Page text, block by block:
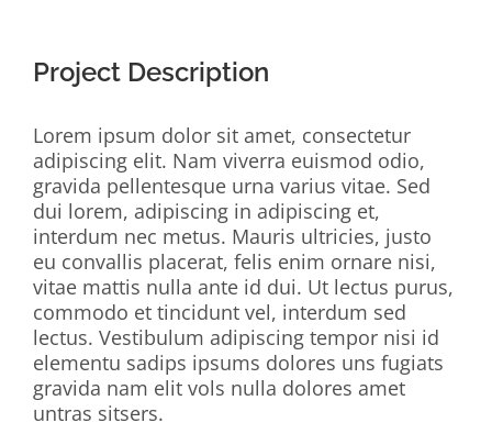
Project Description
Lorem ipsum dolor sit amet, consectetur
adipiscing elit. Nam viverra euismod odio,
gravida pellentesque urna varius vitae. Sed
dui lorem, adipiscing in adipiscing et,
interdum nec metus. Mauris ultricies, justo
eu convallis placerat, felis enim ornare nisi,
vitae mattis nulla ante id dui. Ut lectus purus,
commodo et tincidunt vel, interdum sed
lectus. Vestibulum adipiscing tempor nisi id
elementu sadips ipsums dolores uns fugiats
gravida nam elit vols nulla dolores amet
untras sitsers.